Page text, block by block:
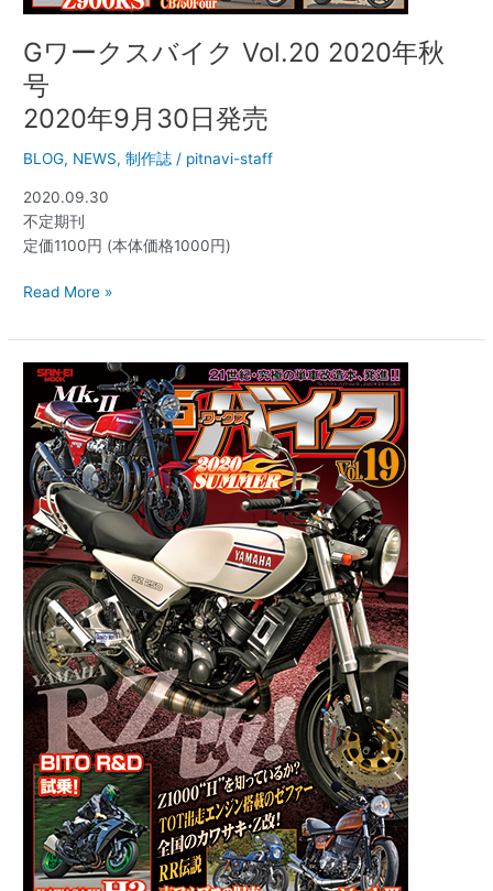
Gワークスバイク Vol.20 2020年秋
号
2020年9月30日発売
BLOG, NEWS,制作誌 / pitnavi-staff
2020.09.30
不定期刊
定価1100円 (本体価格1000円)
Read More »
【新
案
内】
G
ワ
ー
ク
ス
バ
イ
ク
2020
年
夏
号
6/27
発
売